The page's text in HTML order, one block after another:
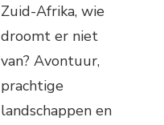
Zuid-Afrika, wie
droomt er niet
van? Avontuur,
prachtige
landschappen en